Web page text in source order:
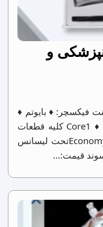
و
فیکسچر: ♦ بایوتم ♦
Core1 ♦ Eden ♦ T strang ♦ snucone ♦ Avita کلیه قطعات
تیتانیوم پروتزی ایمپلنت ابزار سر آیینه Economyتحت لیسانس